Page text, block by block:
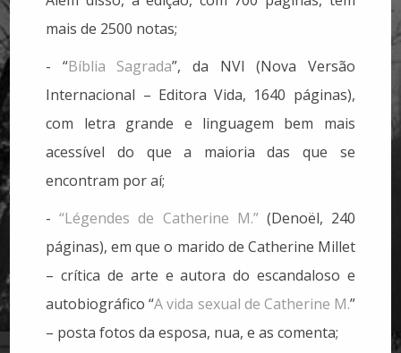
mais de 2500 notas;
- “Bíblia Sagrada”, da NVI (Nova Versão
Internacional – Editora Vida, 1640 páginas),
com letra grande e linguagem bem mais
acessível do que a maioria das que se
encontram por aí;
-“Légendes de Catherine M.”(Denoël, 240
páginas), em que o marido de Catherine Millet
– crítica de arte e autora do escandaloso e
autobiográfico “A vida sexual de Catherine M.”
– posta fotos da esposa, nua, e as comenta;